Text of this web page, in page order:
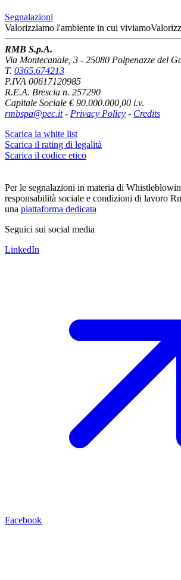
Segnalazioni
Valorizziamo l'ambiente in cui viviamo
RMB S.p.A.
Via Montecanale, 3 - 25080 Polpenazze del
T. 0365.674213
P.IVA 00617120985
R.E.A. Brescia n. 257290
Capitale Sociale € 90.000.000,00 i.v.
rmbspa@pec.it- Privacy Policy - Credits
Scarica la white list
Scarica il rating di legalità
Scarica il codice etico
Per le segnalazioni in materia di
responsabilità sociale e condizioni di lavoro
una piattaforma dedicata
Seguici sui social media
LinkedIn
Facebook